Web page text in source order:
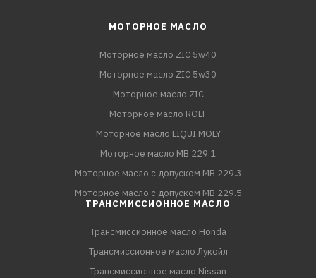
МОТОРНОЕ МАСЛО
Моторное масло ZIC 5w40
Моторное масло ZIC 5w30
Моторное масло ZIC
Моторное масло ROLF
Моторное масло LIQUI MOLY
Моторное масло MB 229.1
Моторное масло с допуском MB 229.3
Моторное масло с допуском MB 229.5
ТРАНСМИССИОННОЕ МАСЛО
Трансмиссионное масло Honda
Трансмиссионное масло Лукойл
Трансмиссионное масло Nissan